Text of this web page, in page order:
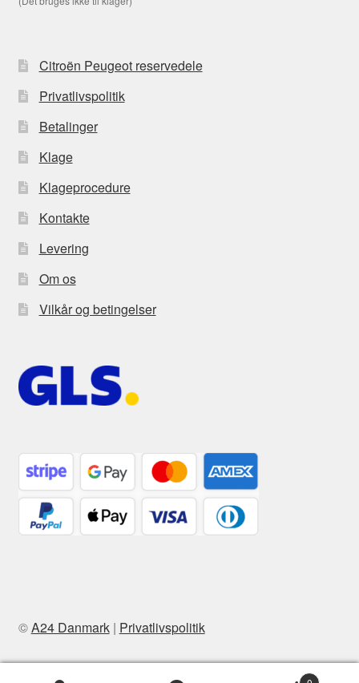
Citroën Peugeot reservedele
Privatlivspolitik
Betalinger
Klage
Klageprocedure
Kontakte
Levering
Om os
Vilkår og betingelser
©A24 Danmark| Privatlivspolitik